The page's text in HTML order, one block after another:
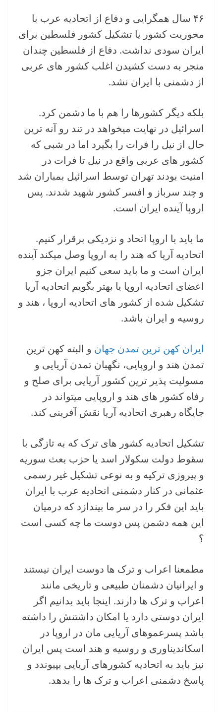
۴۶ سال همگرایی و دفاع از اتحادیه عرب با
محوریت کشور یا تشکیل کشور فلسطین برای
ایران سودی نداشت. دفاع از فلسطین چندان
منجر به دست کشیدن اغلب کشور های عربی
از دشمنی با ایران نشد.
بلکه دیگر کشورها را هم با ما دشمن کرد.
اسرائیل در نهایت میخواهد در تند رو آنه ترین
حال از نیل را فرات را بگیرد اما در شبی که
کشور های عربی واقع در نیل تا فرات در
امنیت بودند تهران توسط اسرائیل بمباران شد
و چند سرباز و افسر کشور شهید شدند. پس
اروپا آینده ایران است.
ما باید با اروپا اتحاد و نزدیکی برقرار کنیم.
اتحادیه آریا که هند را به اروپا وصل میکند آینده
ایران است و ما باید سعی کنیم ایران جزو
اعضای اتحادیه اروپا یا بهتر بگویم اتحادیه آریا
تشکیل شده از کشور های اتحادیه اروپا ، هند و
روسیه و ایران باشد.
ایران کهن ترین تمدن جهان و البته کهن ترین
تمدن هند و اروپایی، نگهبان تمدن آریایی و
مسولیت پذیر ترین کشور آریایی برای صلح و
رفاه کشور های هند و اروپایی میتواند در
جایگاه رهبری اتحادیه آریا نقش آفرینی کند.
تشکیل اتحادیه کشور های ترک که به تازگی با
سقوط دولت سکولار اسد یا حزب بعث سوریه
و پیروزی ترکیه و به نوعی تشکیل غیر رسمی
عثمانی در کنار دشمنی اتحادیه عرب با ایران
باید این فکر را در سر ما بیندازد که درمیان
این همه دشمن پس دوست ما چه کسی است
؟
مطمعنا اعراب و ترک ها دوست ایران نیستند
و ایرانیان دشمنان طبیعی و تاریخی مانند
اعراب و ترک ها دارند. اینجا باید بدانیم اگر
ایران دوستی دارد یا امکان داشتنش را داشته
باشد پسرعموهای آریایی مان در اروپا در
اسکاندیناوری و روسیه و هند است پس ایران
نیز باید به اتحادیه کشورهای آریایی بپیوندد و
پاسخ دشمنی اعراب و ترک ها را بدهد.